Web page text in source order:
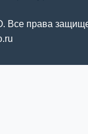
Все права